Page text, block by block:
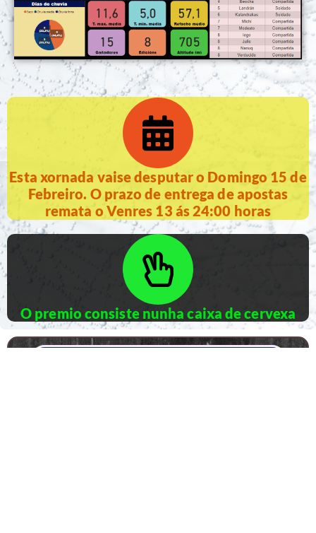
Esta xornada vaise desputar o Domingo 15 de
Febreiro. O prazo de entrega de apostas
remata o Venres 13 ás 24:00 horas
O premio consiste nunha caixa de cervexa